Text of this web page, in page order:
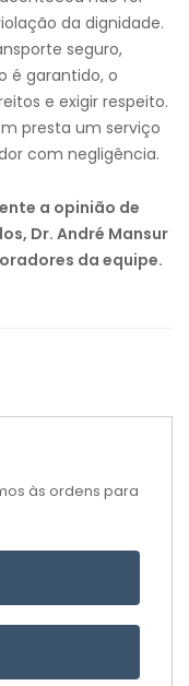
da dignidade.
seguro,
é garantido, o
e exigir respeito.
presta um serviço
com negligência.
a opinião de
Dr. André Mansur
da equipe.
às ordens para